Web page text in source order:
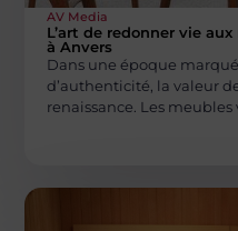
AV Media
L’art de redonner vie
à Anvers
Dans une époque
d’authenticité, la valeur
renaissance. Les meubles